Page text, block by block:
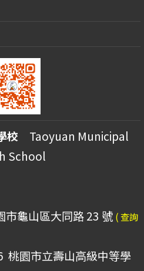
校 Taoyuan Municipal
School
市龜山區大同路 23 號 ( 查詢
桃園市立壽山高級中等學